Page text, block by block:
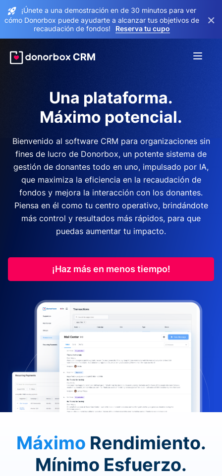
¡Únete a una demostración en de 30 minutos para ver
cómo Donorbox puede ayudarte a alcanzar tus objetivos de
recaudación de fondos!
Reserva tu cupo
×
Una plataforma.
Máximo potencial.
Bienvenido al software CRM para organizaciones sin
fines de lucro de Donorbox, un potente sistema de
gestión de donantes todo en uno, impulsado por IA,
que maximiza la eficiencia en la recaudación de
fondos y mejora la interacción con los donantes.
Piensa en él como tu centro operativo, brindándote
más control y resultados más rápidos, para que
puedas aumentar tu impacto.
¡Haz más en menos tiempo!
Máximo Rendimiento.
Mínimo Esfuerzo.